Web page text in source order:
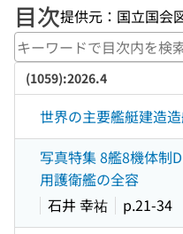
目次提供元：国立国会
(1059):2026.4
世界の主要艦艇建造
写真特集 8艦8機体制
用護衛艦の全容
石井 幸祐
p.21-34